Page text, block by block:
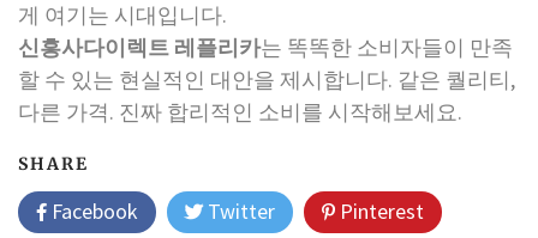
게 여기는 시대입니다.
신흥사다이렉트 레플리카는 똑똑한 소비자들이 만족
할 수 있는 현실적인 대안을 제시합니다. 같은 퀄리티,
다른 가격. 진짜 합리적인 소비를 시작해보세요.
SHARE
Facebook Twitter
Pinterest